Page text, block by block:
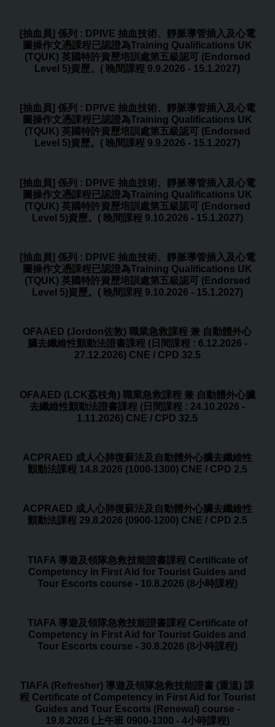
[抽血員] 係列 : DPIVE 抽血技術、靜脈導管插入及心電
圖操作文憑課程已認證為Training Qualifications UK
(TQUK) 英國特許資歷培訓處第五級認可 (Endorsed
Level 5)資歷。( 晚間課程 9.9.2026 - 15.1.2027)
[抽血員] 係列 : DPIVE 抽血技術、靜脈導管插入及心電
圖操作文憑課程已認證為Training Qualifications UK
(TQUK) 英國特許資歷培訓處第五級認可 (Endorsed
Level 5)資歷。( 晚間課程 9.9.2026 - 15.1.2027)
[抽血員] 係列 : DPIVE 抽血技術、靜脈導管插入及心電
圖操作文憑課程已認證為Training Qualifications UK
(TQUK) 英國特許資歷培訓處第五級認可 (Endorsed
Level 5)資歷。( 晚間課程 9.10.2026 - 15.1.2027)
[抽血員] 係列 : DPIVE 抽血技術、靜脈導管插入及心電
圖操作文憑課程已認證為Training Qualifications UK
(TQUK) 英國特許資歷培訓處第五級認可 (Endorsed
Level 5)資歷。( 晚間課程 9.10.2026 - 15.1.2027)
OFAAED (Jordon佐敦) 職業急救課程 兼 自動體外心
臟去纖維性顫動法證書課程 (日間課程 : 6.12.2026 -
27.12.2026) CNE / CPD 32.5
OFAAED (LCK荔枝角) 職業急救課程 兼 自動體外心臟
去纖維性顫動法證書課程 (日間課程 : 24.10.2026 -
1.11.2026) CNE / CPD 32.5
ACPRAED 成人心肺復蘇法及自動體外心臟去纖維性
顫動法課程 14.8.2026 (1000-1300) CNE / CPD 2.5
ACPRAED 成人心肺復蘇法及自動體外心臟去纖維性
顫動法課程 29.8.2026 (0900-1200) CNE / CPD 2.5
TIAFA 導遊及領隊急救技能證書課程 Certificate of
Competency in First Aid for Tourist Guides and
Tour Escorts course - 10.8.2026 (8小時課程)
TIAFA 導遊及領隊急救技能證書課程 Certificate of
Competency in First Aid for Tourist Guides and
Tour Escorts course - 30.8.2026 (8小時課程)
TIAFA (Refresher) 導遊及領隊急救技能證書 (重溫) 課
程 Certificate of Competency in First Aid for Tourist
Guides and Tour Escorts (Renewal) course -
19.8.2026 (上午班 0900-1300 - 4小時課程)